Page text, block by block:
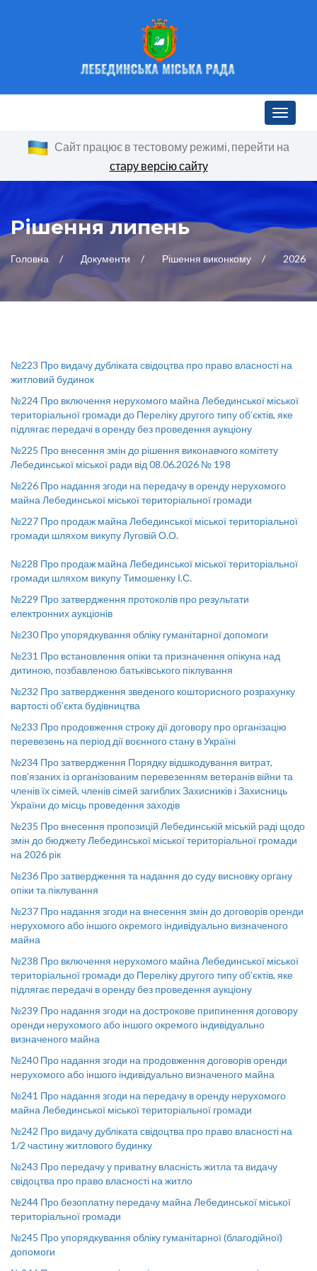
Toggle
Сайт працює в тестовому режимі, перейти на
стару версію сайту
Рішення липень
Головна Документи Рішення виконкому 2026
№223 Про видачу дубліката свідоцтва про право власності на
житловий будинок
№224 Про включення нерухомого майна Лебединської міської
територіальної громади до Переліку другого типу об’єктів, яке
підлягає передачі в оренду без проведення аукціону
№225 Про внесення змін до рішення виконавчого комітету
Лебединської міської ради від 08.06.2026 № 198
№226 Про надання згоди на передачу в оренду нерухомого
майна Лебединської міської територіальної громади
№227 Про продаж майна Лебединської міської територіальної
громади шляхом викупу Луговій О.О.
№228 Про продаж майна Лебединської міської територіальної
громади шляхом викупу Тимошенку І.С.
№229 Про затвердження протоколів про результати
електронних аукціонів
№230 Про упорядкування обліку гуманітарної допомоги
№231 Про встановлення опіки та призначення опікуна над
дитиною, позбавленою батьківського піклування
№232 Про затвердження зведеного кошторисного розрахунку
вартості об’єкта будівництва
№233 Про продовження строку дії договору про організацію
перевезень на період дії воєнного стану в Україні
№234 Про затвердження Порядку відшкодування витрат,
пов’язаних із організованим перевезенням ветеранів війни та
членів їх сімей, членів сімей загиблих Захисників і Захисниць
України до місць проведення заходів
№235 Про внесення пропозицій Лебединській міській раді щодо
змін до бюджету Лебединської міської територіальної громади
на 2026 рік
№236 Про затвердження та надання до суду висновку органу
опіки та піклування
№237 Про надання згоди на внесення змін до договорів оренди
нерухомого або іншого окремого індивідуально визначеного
майна
№238 Про включення нерухомого майна Лебединської міської
територіальної громади до Переліку другого типу об’єктів, яке
підлягає передачі в оренду без проведення аукціону
№239 Про надання згоди на дострокове припинення договору
оренди нерухомого або іншого окремого індивідуально
визначеного майна
№240 Про надання згоди на продовження договорів оренди
нерухомого або іншого індивідуально визначеного майна
№241 Про надання згоди на передачу в оренду нерухомого
майна Лебединської міської територіальної громади
№242 Про видачу дубліката свідоцтва про право власності на
1/2 частину житлового будинку
№243 Про передачу у приватну власність житла та видачу
свідоцтва про право власності на житло
№244 Про безоплатну передачу майна Лебединської міської
територіальної громади
№245 Про упорядкування обліку гуманітарної (благодійної)
допомоги